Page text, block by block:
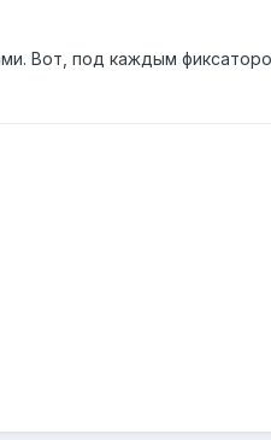
Вот, под каждым